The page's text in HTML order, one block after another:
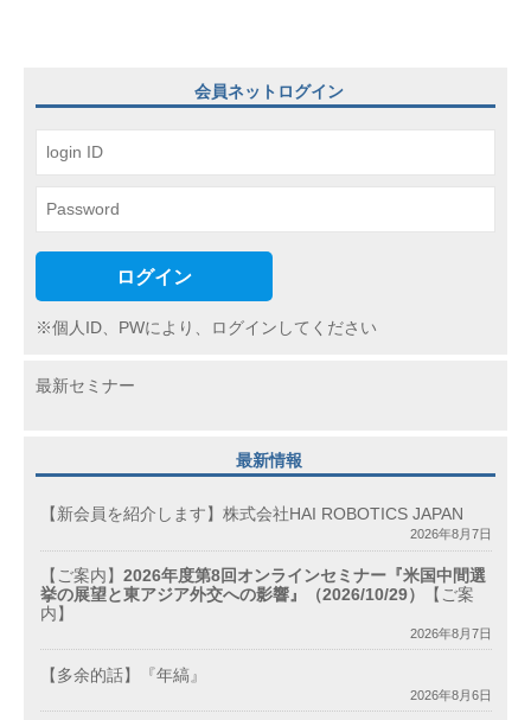
ン
会員ネットログイン
ログイン
※個人ID、PWにより、ログインしてください
最新セミナー
最新情報
【新会員を紹介します】株式会社HAI ROBOTICS JAPAN
2026年8月7日
【ご案内】 2026年度第8回オンラインセミナー『米国中間選
挙の展望と東アジア外交への影響』（2026/10/29）
【ご案
内】
2026年8月7日
【多余的話】『年縞』
2026年8月6日